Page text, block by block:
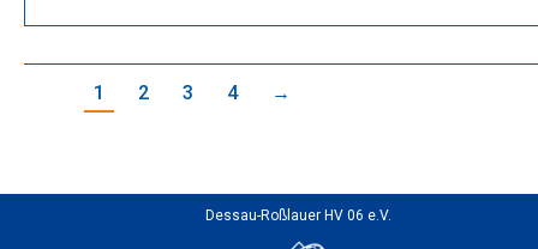
1 2 3 4 →
Dessau-Roßlauer HV 06 e.V.